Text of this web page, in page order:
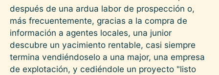
después de una ardua labor de prospección o,
más frecuentemente, gracias a la compra de
información a agentes locales, una junior
descubre un yacimiento rentable, casi siempre
termina vendiéndoselo a una major, una empresa
de explotación, y cediéndole un proyecto "listo